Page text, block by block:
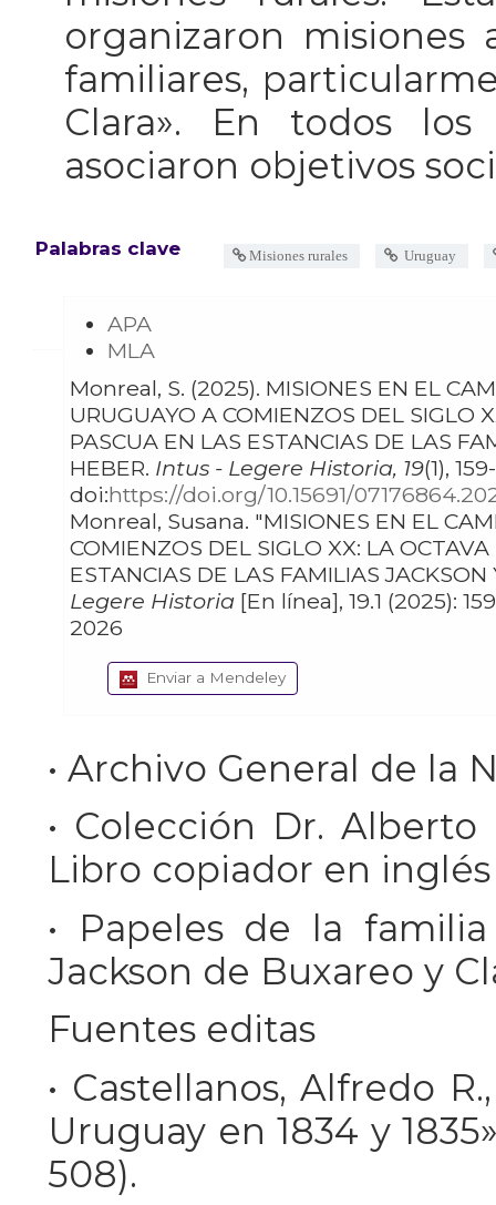
organizaron misiones
familiares,
Clara». En todos los
asociaron objetivos
Palabras clave Misiones rurales Uruguay
APA
MLA
Monreal, S. (2025). MISIONES EN EL CAMPO
URUGUAYO A COMIENZOS DEL SIGLO
PASCUA EN LAS ESTANCIAS DE LAS
HEBER. Intus - Legere Historia, 19(1),
doi:https://doi.org/10.15691/
Monreal, Susana. "MISIONES EN EL CAMPO URUGUAYO A
COMIENZOS DEL SIGLO XX: LA
ESTANCIAS DE LAS FAMILIAS
Legere Historia [En línea], 19.1 (2025):
2026
Enviar a Mendeley
• Archivo General de la
• Colección Dr. Alberto
Libro copiador en inglés
• Papeles de la
Jackson de Buxareo y
Fuentes editas
• Castellanos, Alfredo
Uruguay en 1834 y
508).